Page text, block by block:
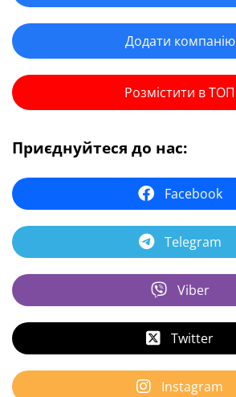
Додати компанію
Розмістити в ТОП
Приєднуйтеся до нас:
Facebook
Telegram
Viber
Twitter
Instagram